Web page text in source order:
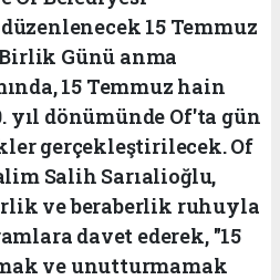
15 Temmuz
Günü anma
15 Temmuz hain
yıl dönümünde Of'ta gün
gerçekleştirilecek. Of
Salih Sarıalioğlu,
ve beraberlik ruhuyla
davet ederek, "15
ve unutturmamak